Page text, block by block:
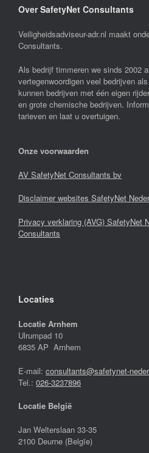
Over SafetyNet Consultants
Veiligheidsadviseur-adr.nl maakt
Consultants.
Als bedrijf timmeren we sinds 2002
vertegenwoordigen veel bedrijven
kunnen bedrijven met één eigen
en grote chemische bedrijven.
tarieven en laat u overtuigen.
Onze voorwaarden
AV SafetyNet Consultants bv
Disclaimer websites SafetyNet
Privacy verklaring (AVG) SafetyNet
Consultants
Locaties
Locatie Arnhem
Ulrumpad 10
6835 AP Arnhem
E-mail: consultants@safetynet-
Tel.: 026-3237896
Locatie België
Jan Welterslaan 33-35
2100 Deurne (Belgïe)